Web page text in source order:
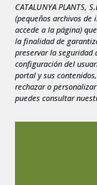
CATALUNYA
(pequeños archivos
accede a la página)
la finalidad de
preservar la seguridad
configuración del
portal y sus
rechazar o
puedes consultar
3
4
10
11
17
18
24
25
31